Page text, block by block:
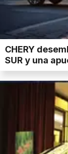
CHERY
SUR y una